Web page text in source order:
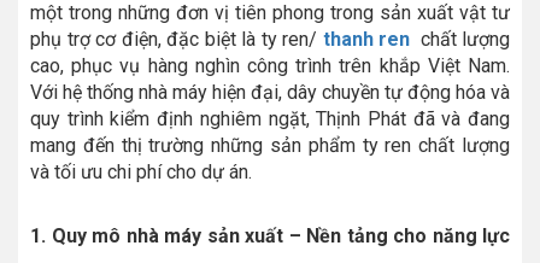
một trong những đơn vị tiên phong trong sản xuất vật tư
phụ trợ cơ điện, đặc biệt là ty ren/ thanh renchất lượng
cao, phục vụ hàng nghìn công trình trên khắp Việt Nam.
Với hệ thống nhà máy hiện đại, dây chuyền tự động hóa và
quy trình kiểm định nghiêm ngặt, Thịnh Phát đã và đang
mang đến thị trường những sản phẩm ty ren chất lượng
và tối ưu chi phí cho dự án.
1. Quy mô nhà máy sản xuất – Nền tảng cho năng lực